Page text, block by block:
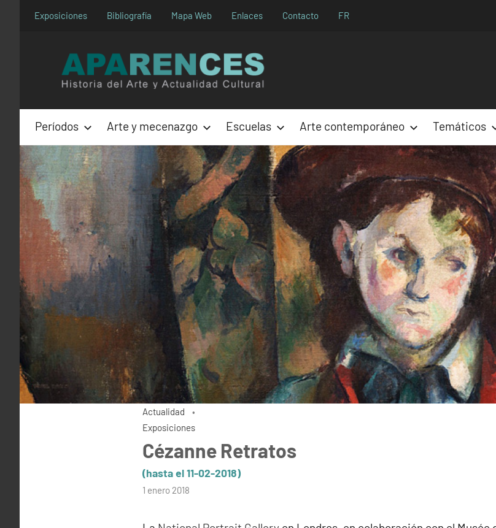
Exposiciones Bibliografía Mapa Web Enlaces Contacto FR
Períodos Arte y mecenazgo Escuelas Arte contemporáneo Temáticos
Actualidad
Exposiciones
Cézanne Retratos
(hasta el 11-02-2018)
por
1 enero 2018